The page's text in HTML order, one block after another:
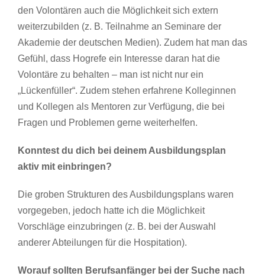
den Volontären auch die Möglichkeit sich extern
weiterzubilden (z. B. Teilnahme an Seminare der
Akademie der deutschen Medien). Zudem hat man das
Gefühl, dass Hogrefe ein Interesse daran hat die
Volontäre zu behalten – man ist nicht nur ein
„Lückenfüller“. Zudem stehen erfahrene Kolleginnen
und Kollegen als Mentoren zur Verfügung, die bei
Fragen und Problemen gerne weiterhelfen.
Konntest du dich bei deinem Ausbildungsplan
aktiv mit einbringen?
Die groben Strukturen des Ausbildungsplans waren
vorgegeben, jedoch hatte ich die Möglichkeit
Vorschläge einzubringen (z. B. bei der Auswahl
anderer Abteilungen für die Hospitation).
Worauf sollten Berufsanfänger bei der Suche nach